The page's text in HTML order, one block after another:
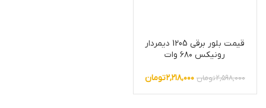
قیمت بلور برقی 1205 دیمردار
رونیکس ۶۸۰ وات
۲,۵۹۸,۰۰۰تومان ۲,۲۱۸,۰۰۰تومان